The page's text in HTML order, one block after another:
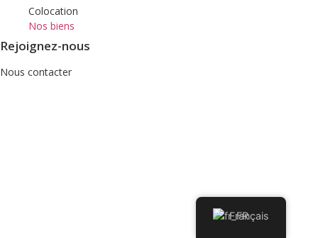
Colocation
Nos biens
Rejoignez-nous
Nous contacter
Français